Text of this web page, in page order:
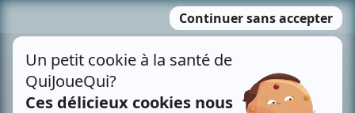
MENU
contenu